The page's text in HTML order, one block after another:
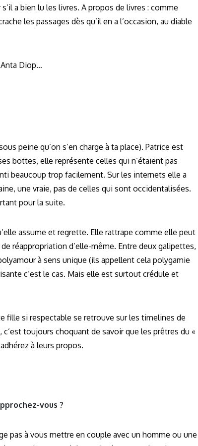
a bien lu les livres. A propos de livres : comme
les passages dès qu’il en a l’occasion, au diable
Diop…
peine qu’on s’en charge à ta place). Patrice est
bottes, elle représente celles qui n’étaient pas
beaucoup trop facilement. Sur les internets elle a
une vraie, pas de celles qui sont occidentalisées.
pour la suite.
assume et regrette. Elle rattrape comme elle peut
réappropriation d’elle-même. Entre deux galipettes,
à sens unique (ils appellent cela polygamie
c’est le cas. Mais elle est surtout crédule et
fille si respectable se retrouve sur les timelines de
toujours choquant de savoir que les prêtres du «
à leurs propos.
vous ?
pas à vous mettre en couple avec un homme ou une